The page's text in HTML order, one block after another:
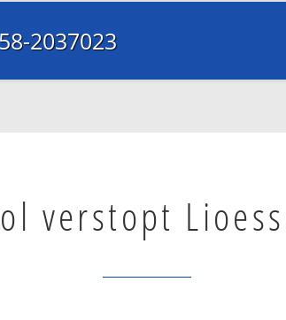
2037023
verstopt